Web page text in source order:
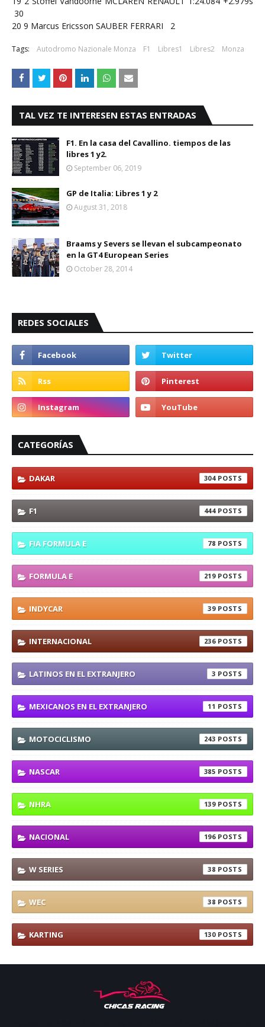
30
20 9 Marcus Ericsson SAUBER FERRARI 2
Tags: Autodromo Nazionale Monza F1 Libres1 Libres2 Monza
TAL VEZ TE INTERESEN ESTAS ENTRADAS
F1. En la casa del Cavallino. tiempos de las
libres 1 y2.
September 06, 2019
GP de Italia: Libres 1 y 2
August 31, 2018
Braams y Severs se llevan el subcampeonato
en la GT4 European Series
October 28, 2014
REDES SOCIALES
CATEGORÍAS
DAKAR 304
F1 444
FIA FORMULA E 78
FORMULA E 219
INDYCAR 39
INTERNACIONAL 236
LATINOS EN EL EXTRANJERO 3
MEXICANOS EN EL EXTRANJERO 11
MOTOCICLISMO 243
NASCAR 385
NHRA 139
NACIONAL 196
W SERIES 38
WEC 38
KARTING 130